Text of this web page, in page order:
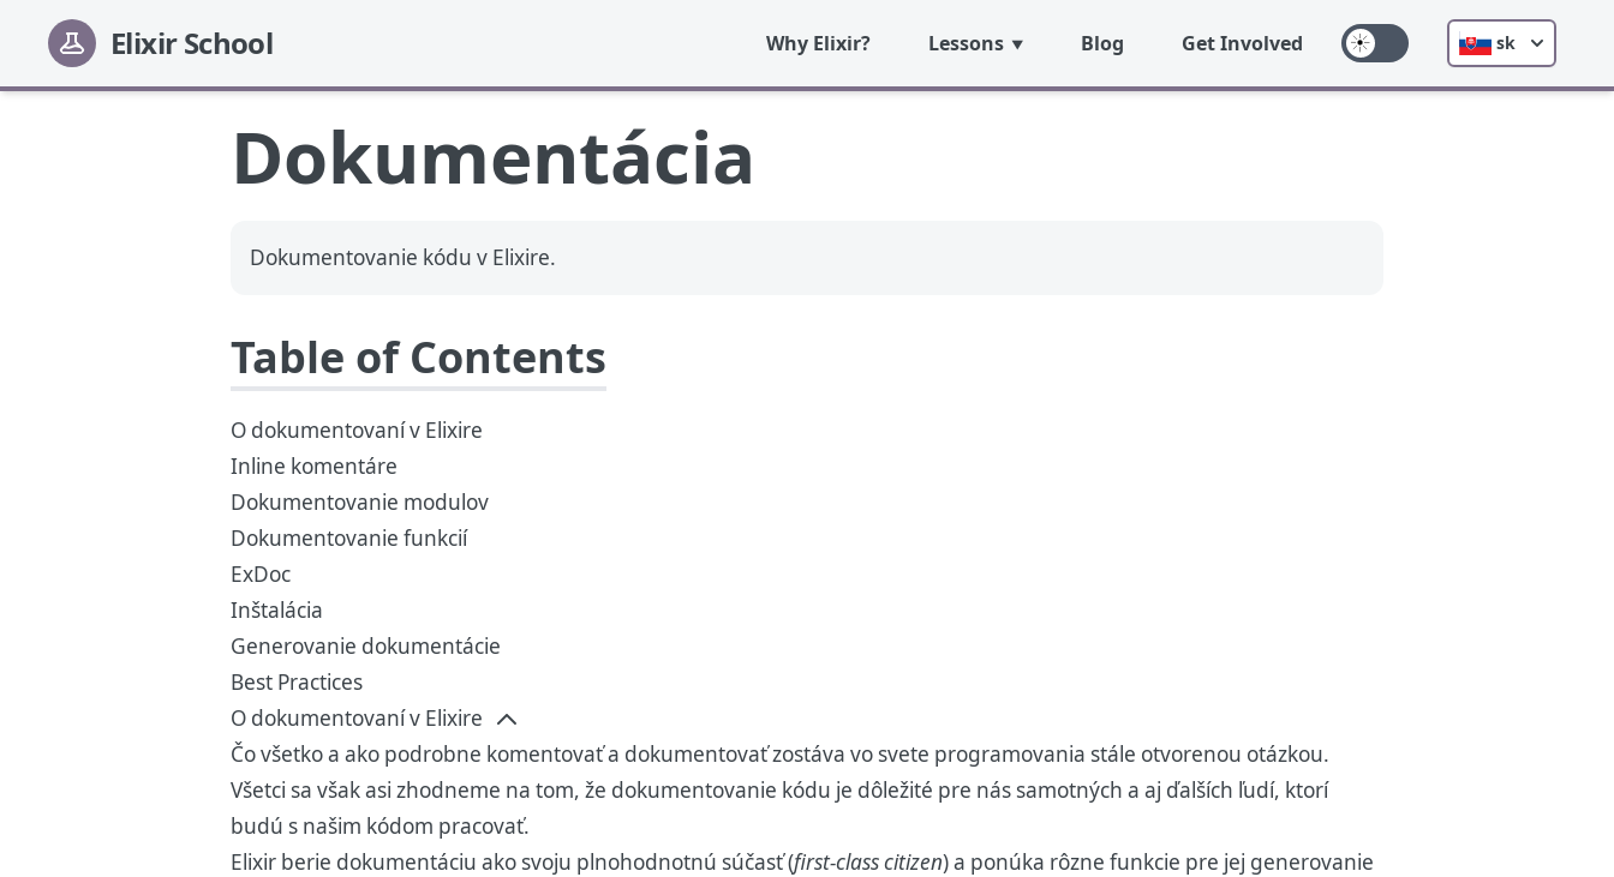
Elixir School Why Elixir? Lessons Blog Get Involved sk
Dokumentácia
Dokumentovanie kódu v Elixire.
Table of Contents
O dokumentovaní v Elixire
Inline komentáre
Dokumentovanie modulov
Dokumentovanie funkcií
ExDoc
Inštalácia
Generovanie dokumentácie
Best Practices
O dokumentovaní v Elixire
Čo všetko a ako podrobne komentovať a dokumentovať zostáva vo svete programovania stále otvorenou otázkou.
Všetci sa však asi zhodneme na tom, že dokumentovanie kódu je dôležité pre nás samotných a aj ďalších ľudí, ktorí
budú s našim kódom pracovať.
Elixir berie dokumentáciu ako svoju plnohodnotnú súčasť (first-class citizen) a ponúka rôzne funkcie pre jej generovanie